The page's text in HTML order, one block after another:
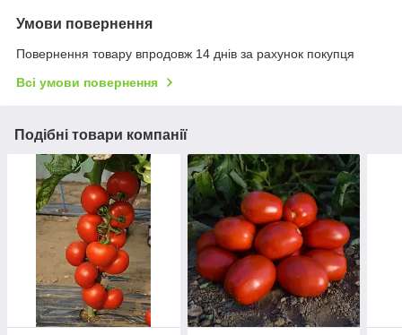
Умови повернення
Повернення товару впродовж 14 днів за рахунок покупця
Всі умови повернення
Подібні товари компанії